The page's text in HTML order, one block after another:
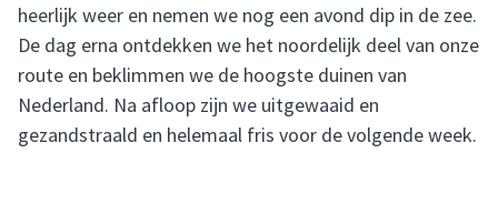
heerlijk weer en nemen we nog een avond dip in de zee.
De dag erna ontdekken we het noordelijk deel van onze
route en beklimmen we de hoogste duinen van
Nederland. Na afloop zijn we uitgewaaid en
gezandstraald en helemaal fris voor de volgende week.